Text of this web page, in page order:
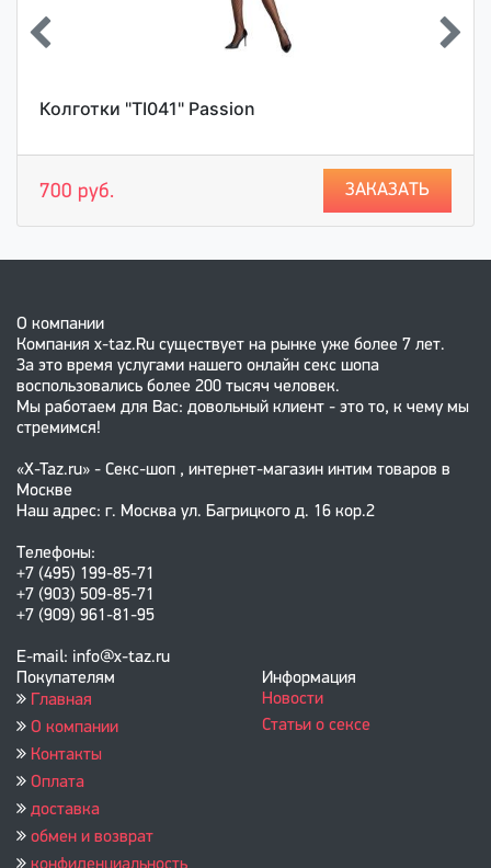
Колготки "TI041" Passion
700 руб. ЗАКАЗАТЬ
О компании
Компания x-taz.Ru существует на рынке уже более 7 лет.
За это время услугами нашего онлайн секс шопа
воспользовались более 200 тысяч человек.
Мы работаем для Вас: довольный клиент - это то, к чему мы
стремимся!
«X-Taz.ru» - Секс-шоп , интернет-магазин интим товаров в
Москве
Наш адрес: г. Москва ул. Багрицкого д. 16 кор.2
Телефоны:
+7 (495) 199-85-71
+7 (903) 509-85-71
+7 (909) 961-81-95
E-mail: info@x-taz.ru
Покупателям
Главная
О компании
Контакты
Оплата
доставка
обмен и возврат
Информация
Новости
Статьи о сексе